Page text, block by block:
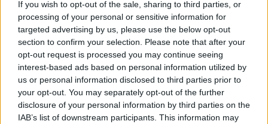
If you wish to opt-out of the sale, sharing to third parties, or
processing of your personal or sensitive information for
targeted advertising by us, please use the below opt-out
section to confirm your selection. Please note that after your
opt-out request is processed you may continue seeing
interest-based ads based on personal information utilized by
us or personal information disclosed to third parties prior to
your opt-out. You may separately opt-out of the further
disclosure of your personal information by third parties on the
IAB’s list of downstream participants. This information may